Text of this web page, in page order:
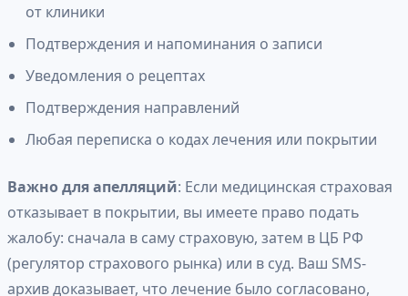
от клиники
Подтверждения и напоминания о записи
Уведомления о рецептах
Подтверждения направлений
Любая переписка о кодах лечения или покрытии
Важно для апелляций: Если медицинская страховая
отказывает в покрытии, вы имеете право подать
жалобу: сначала в саму страховую, затем в ЦБ РФ
(регулятор страхового рынка) или в суд. Ваш SMS-
архив доказывает, что лечение было согласовано,